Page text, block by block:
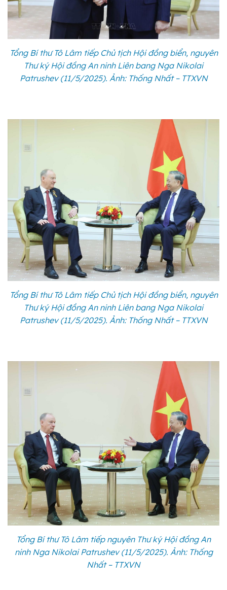
Tổng Bí thư Tô Lâm tiếp Chủ tịch Hội đồng biển, nguyên
Thư ký Hội đồng An ninh Liên bang Nga Nikolai
Patrushev (11/5/2025). Ảnh: Thống Nhất – TTXVN
Tổng Bí thư Tô Lâm tiếp Chủ tịch Hội đồng biển, nguyên
Thư ký Hội đồng An ninh Liên bang Nga Nikolai
Patrushev (11/5/2025). Ảnh: Thống Nhất – TTXVN
Tổng Bí thư Tô Lâm tiếp nguyên Thư ký Hội đồng An
ninh Nga Nikolai Patrushev (11/5/2025). Ảnh: Thống
Nhất – TTXVN